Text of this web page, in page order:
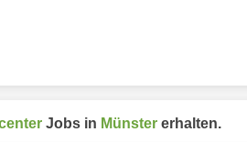
Jobs in Münster erhalten.